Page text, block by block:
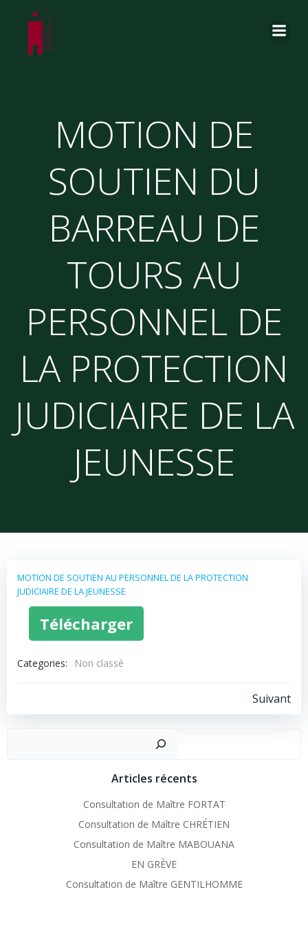
MOTION DE
SOUTIEN DU
BARREAU DE
TOURS AU
PERSONNEL DE
LA PROTECTION
JUDICIAIRE DE LA
JEUNESSE
MOTION DE SOUTIEN AU PERSONNEL DE LA PROTECTION
JUDICIAIRE DE LA JEUNESSE
Télécharger
Categories: Non classé
Navigation
de
l’article
Suivant
Articles récents
Consultation de Maître FORTAT
Consultation de Maître CHRÉTIEN
Consultation de Maître MABOUANA
EN GRÈVE
Consultation de Maître GENTILHOMME